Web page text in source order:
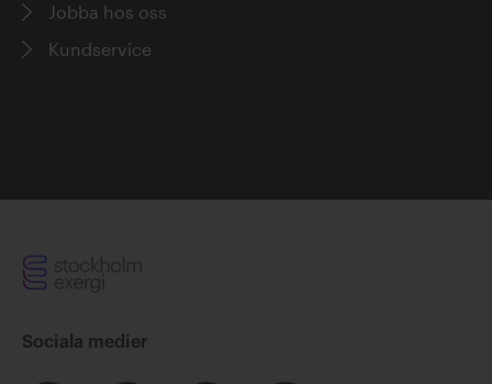
Jobba hos oss
Kundservice
Sociala medier